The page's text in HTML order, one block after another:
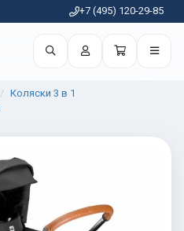
+7 (495) 120-29-85
Коляски 3 в 1